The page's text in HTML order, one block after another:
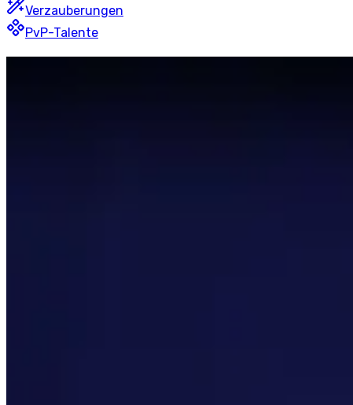
Verzauberungen
PvP-Talente